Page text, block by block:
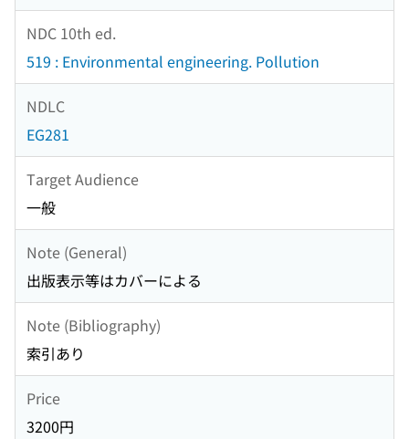
NDC 10th ed.
519 : Environmental engineering. Pollution
NDLC
EG281
Target Audience
一般
Note (General)
出版表示等はカバーによる
Note (Bibliography)
索引あり
Price
3200円